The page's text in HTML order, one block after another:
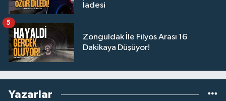
İadesi
Zonguldak İle Filyos Arası 16
Dakikaya Düşüyor!
5
Yazarlar